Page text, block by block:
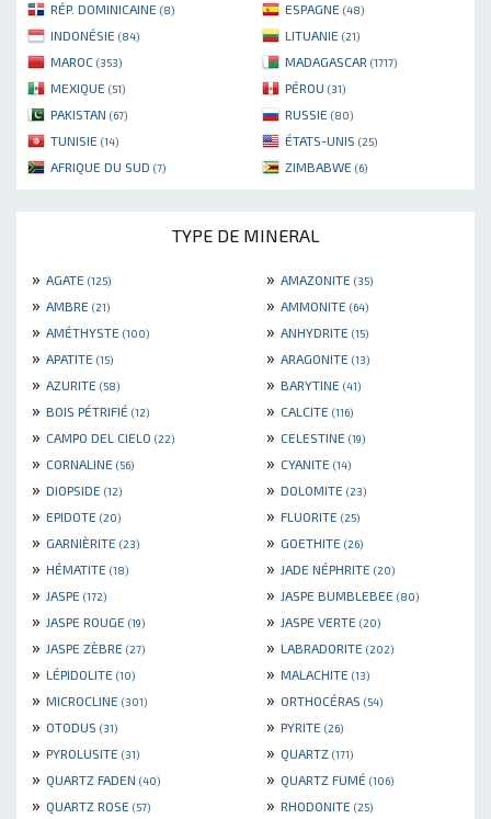
RÉP. DOMINICAINE (8) ESPAGNE (48)
INDONÉSIE (84) LITUANIE (21)
MAROC (353) MADAGASCAR (1717)
MEXIQUE (51) PÉROU (31)
PAKISTAN (67) RUSSIE (80)
TUNISIE (14) ÉTATS-UNIS (25)
AFRIQUE DU SUD (7) ZIMBABWE (6)
TYPE DE MINERAL
» AGATE (125) » AMAZONITE (35)
» AMBRE (21) » AMMONITE (64)
» AMÉTHYSTE (100) » ANHYDRITE (15)
» APATITE (15) » ARAGONITE (13)
» AZURITE (58) » BARYTINE (41)
» BOIS PÉTRIFIÉ (12) » CALCITE (116)
» CAMPO DEL CIELO (22) » CELESTINE (19)
» CORNALINE (56) » CYANITE (14)
» DIOPSIDE (12) » DOLOMITE (23)
» EPIDOTE (20) » FLUORITE (25)
» GARNIÈRITE (23) » GOETHITE (26)
» HÉMATITE (18) » JADE NÉPHRITE (20)
» JASPE (172) » JASPE BUMBLEBEE (80)
» JASPE ROUGE (19) » JASPE VERTE (20)
» JASPE ZÈBRE (27) » LABRADORITE (202)
» LÉPIDOLITE (10) » MALACHITE (13)
» MICROCLINE (301) » ORTHOCÉRAS (54)
» OTODUS (31) » PYRITE (26)
» PYROLUSITE (31) » QUARTZ (171)
» QUARTZ FADEN (40) » QUARTZ FUMÉ (106)
» QUARTZ ROSE (57) » RHODONITE (25)